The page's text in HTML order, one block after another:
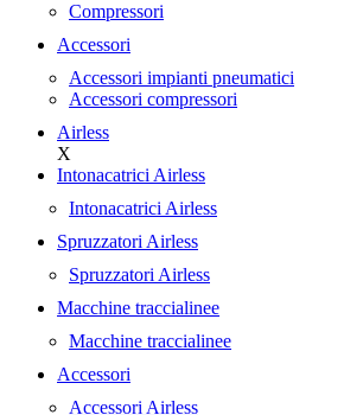
Compressori
Accessori
Accessori impianti pneumatici
Accessori compressori
Airless
X
Intonacatrici Airless
Intonacatrici Airless
Spruzzatori Airless
Spruzzatori Airless
Macchine traccialinee
Macchine traccialinee
Accessori
Accessori Airless